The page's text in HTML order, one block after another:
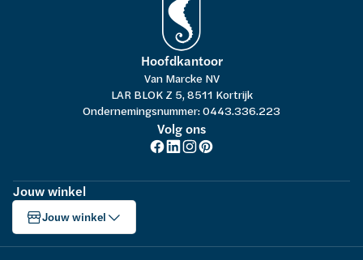
Hoofdkantoor
Van Marcke NV
LAR BLOK Z 5, 8511 Kortrijk
Ondernemingsnummer: 0443.336.223
Volg ons
Jouw winkel
Jouw winkel